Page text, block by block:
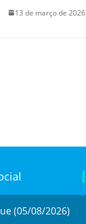
13 de março de 2026
(05/08/2026)